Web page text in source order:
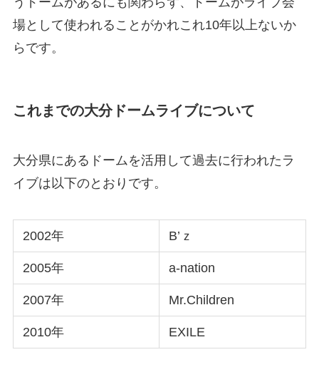
場として使われることがかれこれ10年以上ないか
らです。
これまでの大分ドームライブについて
大分県にあるドームを活用して過去に行われたラ
イブは以下のとおりです。
2002年 B’ｚ
2005年 a-nation
2007年 Mr.Children
2010年 EXILE